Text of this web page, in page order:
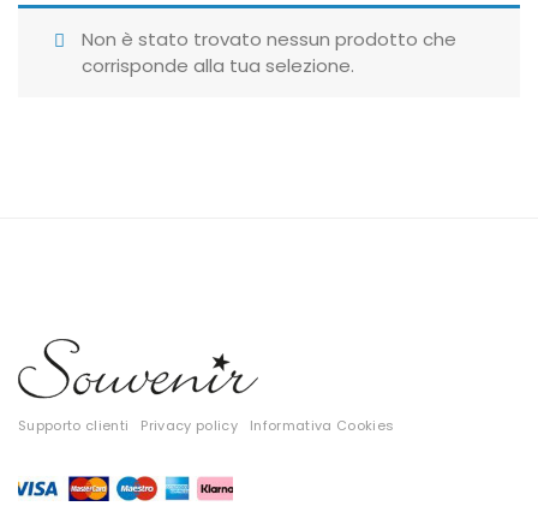
Giubbotti
Tute
Tutti
Gift Card
Non è stato trovato nessun prodotto che
corrisponde alla tua selezione.
Supporto clienti Privacy policy Informativa Cookies